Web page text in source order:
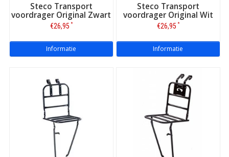
Steco Transport
voordrager Original Zwart
€26,95 *
Informatie
Steco Transport
voordrager Original Wit
€26,95 *
Informatie